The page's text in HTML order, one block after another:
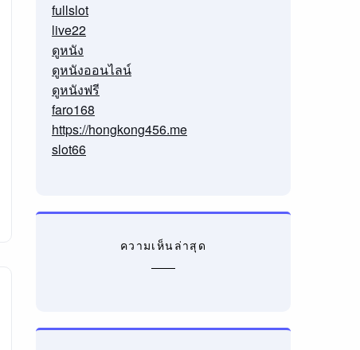
fullslot
live22
ดูหนัง
ดูหนังออนไลน์
ดูหนังฟรี
faro168
https://hongkong456.me
slot66
ความเห็นล่าสุด